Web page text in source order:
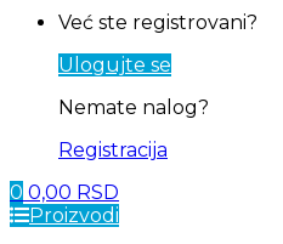
Već ste registrovani?
Ulogujte se
Nemate nalog?
Registracija
0 0,00 RSD
Proizvodi